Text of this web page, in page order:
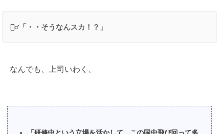
👱‍♂️ 「・・そうなんスカ！？」
なんでも、上司いわく、